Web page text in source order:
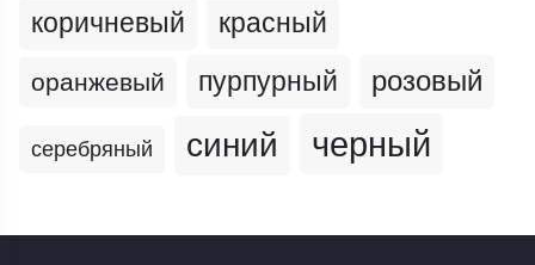
коричневый красный
оранжевый пурпурный розовый
серебряный синий черный